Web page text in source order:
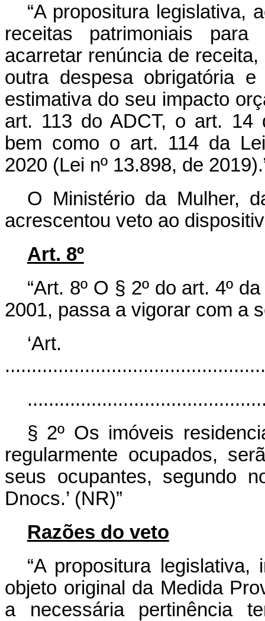
“A propositura legislativa,
receitas patrimoniais
acarretar renúncia de
outra despesa obrigatória
estimativa do seu impacto
art. 113 do ADCT, o art. 14
bem como o art. 114 da
2020 (Lei nº 13.898, de
O Ministério da Mulher,
acrescentou veto ao
Art. 8º
“Art. 8º O § 2º do art. 4º
2001, passa a vigorar com a
§ 2º Os imóveis
regularmente ocupados,
seus ocupantes, segundo
Dnocs.’ (NR)”
Razões do veto
“A propositura
objeto original da Medida
a necessária pertinência